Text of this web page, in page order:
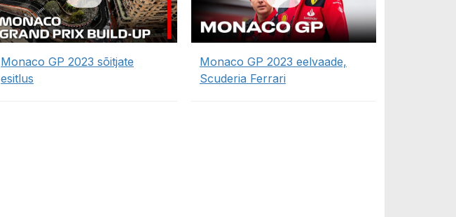
Monaco GP 2023 sõitjate
esitlus
Monaco GP 2023 eelvaade,
Scuderia Ferrari